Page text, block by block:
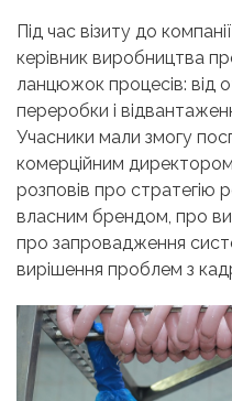
Під час візиту до
керівник виробництва
ланцюжок процесів: від
переробки і
Учасники мали змогу
комерційним
розповів про стратегію
власним брендом, про
про запровадження
вирішення проблем з